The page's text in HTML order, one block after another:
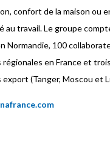
confort de la maison ou
au travail. Le groupe
Normandie, 100
régionales en France et trois
export (Tanger, Moscou et